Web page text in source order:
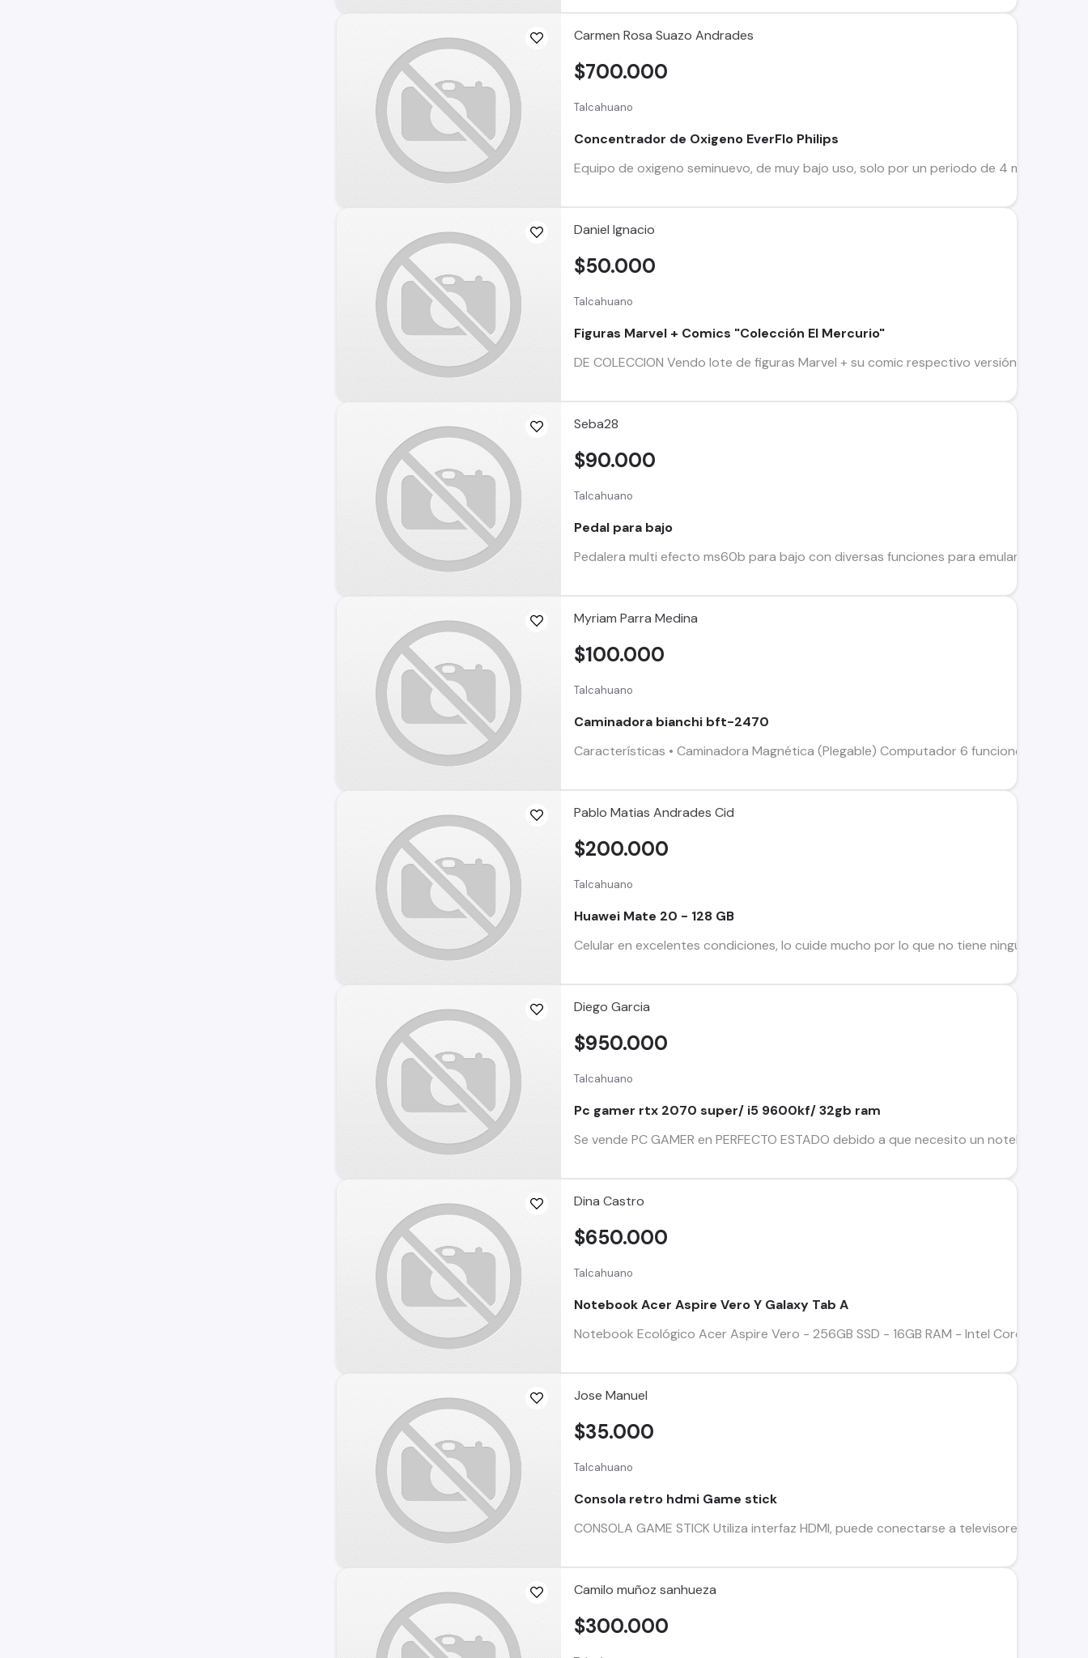
Carmen Rosa Suazo Andrades
Talcahuano
Concentrador de Oxigeno EverFlo Philips
Equipo de oxigeno seminuevo, de muy bajo uso, solo por un periodo de 4 meses, se
$700.000
Daniel Ignacio
Talcahuano
Figuras Marvel + Comics "Colección El Mercurio"
DE COLECCION Vendo lote de figuras Marvel + su comic respectivo versión "El
$50.000
Seba28
Talcahuano
Pedal para bajo
Pedalera multi efecto ms60b para bajo con diversas funciones para emular gabinetes
$90.000
Myriam Parra Medina
Talcahuano
Caminadora bianchi bft-2470
Características • Caminadora Magnética (Plegable) Computador 6 funciones (Tiempo,
$100.000
Pablo Matias Andrades Cid
Talcahuano
Huawei Mate 20 - 128 GB
Celular en excelentes condiciones, lo cuide mucho por lo que no tiene ningún
$200.000
Diego Garcia
Talcahuano
Pc gamer rtx 2070 super/ i5 9600kf/ 32gb ram
Se vende PC GAMER en PERFECTO ESTADO debido a que necesito un notebook
$950.000
Dina Castro
Talcahuano
Notebook Acer Aspire Vero Y Galaxy Tab A
Notebook Ecológico Acer Aspire Vero - 256GB SSD - 16GB RAM - Intel Core i5 11
$650.000
Jose Manuel
Talcahuano
Consola retro hdmi Game stick
CONSOLA GAME STICK Utiliza interfaz HDMI, puede conectarse a televisores,
$35.000
Camilo muñoz sanhueza
$300.000